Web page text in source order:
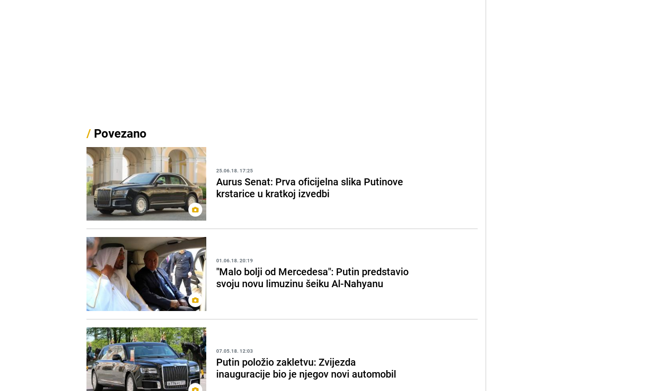
/ Povezano
25.06.18. 17:25
Aurus Senat: Prva oficijelna slika Putinove
krstarice u kratkoj izvedbi
01.06.18. 20:19
"Malo bolji od Mercedesa": Putin predstavio
svoju novu limuzinu šeiku Al-Nahyanu
07.05.18. 12:03
Putin položio zakletvu: Zvijezda
inauguracije bio je njegov novi automobil